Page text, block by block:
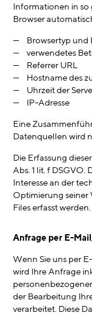
Informationen in
Browser
Browsertyp und
verwendetes
Referrer URL
Hostname des
Uhrzeit der
IP-Adresse
Eine
Datenquellen wird
Die Erfassung
Abs. 1 lit. f
Interesse an der
Optimierung seiner
Files erfasst werden.
Anfrage per E-
Wenn Sie uns per
wird Ihre Anfrage
der Bearbeitung
verarbeitet. Diese